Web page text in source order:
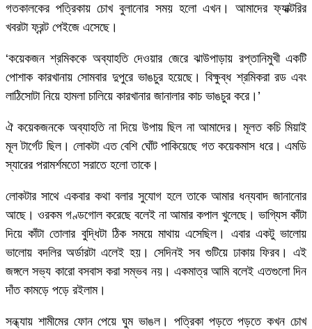
গতকালকের পত্রিকায় চোখ বুলানোর সময় হলো এখন। আমাদের ফ্যাক্টরির
খবরটা ফ্রন্ট পেইজে এসেছে।
‘কয়েকজন শ্রমিককে অব্যাহতি দেওয়ার জেরে ঝাউপাড়ায় রপ্তানিমুখী একটি
পোশাক কারখানায় সোমবার দুপুরে ভাঙচুর হয়েছে। বিক্ষুব্ধ শ্রমিকরা রড এবং
লাঠিসোটা নিয়ে হামলা চালিয়ে কারখানার জানালার কাচ ভাঙচুর করে।’
ঐ কয়েকজনকে অব্যাহতি না দিয়ে উপায় ছিল না আমাদের। মূলত কচি মিয়াই
মূল টার্গেট ছিল। লোকটা এত বেশি ঘোঁট পাকিয়েছে গত কয়েকমাস ধরে। এমডি
স্যারের পরামর্শমতো সরাতে হলো তাকে।
লোকটার সাথে একবার কথা বলার সুযোগ হলে তাকে আমার ধন্যবাদ জানানোর
আছে। ওরকম গণ্ডগোল করেছে বলেই না আমার কপাল খুলেছে। ভাগ্যিস কাঁটা
দিয়ে কাঁটা তোলার বুদ্ধিটা ঠিক সময়ে মাথায় এসেছিল। এবার একটু ভালোয়
ভালোয় বদলির অর্ডারটা এলেই হয়। সেদিনই সব গুটিয়ে ঢাকায় ফিরব। এই
জঙ্গলে সভ্য কারো বসবাস করা সম্ভব নয়। একমাত্র আমি বলেই এতগুলো দিন
দাঁত কামড়ে পড়ে রইলাম।
সন্ধ্যায় শামীমের ফোন পেয়ে ঘুম ভাঙল। পত্রিকা পড়তে পড়তে কখন চোখ